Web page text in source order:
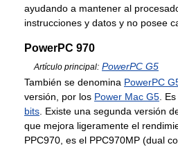
ayudando a mantener al
instrucciones y datos y no posee
PowerPC 970
Artículo principal: PowerPC G5
También se denomina PowerPC
versión, por los Power Mac G5.
bits. Existe una segunda versión
que mejora ligeramente el
PPC970, es el PPC970MP (dual